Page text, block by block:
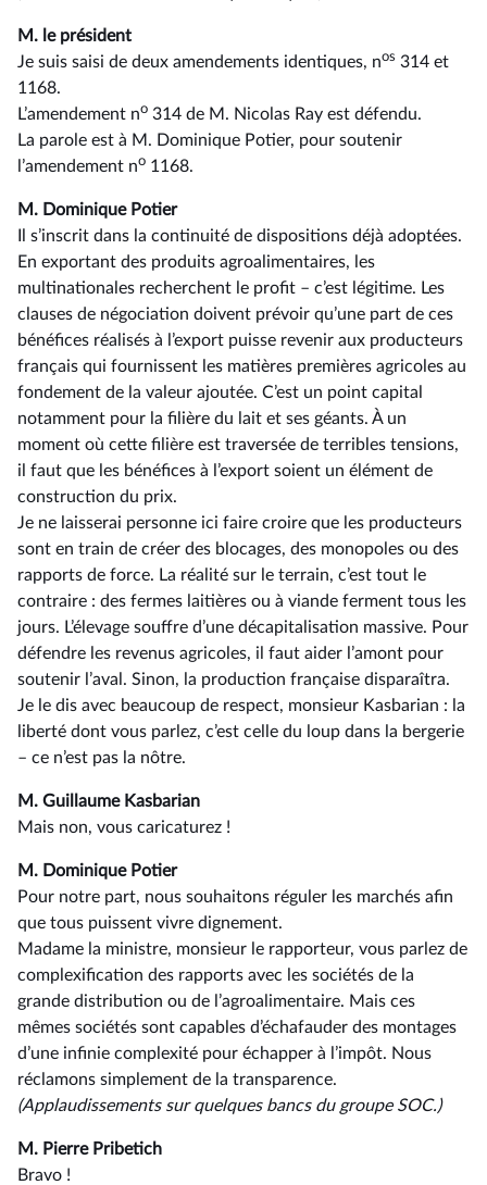
M. le président
Je suis saisi de deux amendements identiques, nos 314 et
1168.
L’amendement no 314 de M. Nicolas Ray est défendu.
La parole est à M. Dominique Potier, pour soutenir
l’amendement no 1168.
M. Dominique Potier
Il s’inscrit dans la continuité de dispositions déjà adoptées.
En exportant des produits agroalimentaires, les
multinationales recherchent le profit –⁠ c’est légitime. Les
clauses de négociation doivent prévoir qu’une part de ces
bénéfices réalisés à l’export puisse revenir aux producteurs
français qui fournissent les matières premières agricoles au
fondement de la valeur ajoutée. C’est un point capital
notamment pour la filière du lait et ses géants. À un
moment où cette filière est traversée de terribles tensions,
il faut que les bénéfices à l’export soient un élément de
construction du prix.
Je ne laisserai personne ici faire croire que les producteurs
sont en train de créer des blocages, des monopoles ou des
rapports de force. La réalité sur le terrain, c’est tout le
contraire : des fermes laitières ou à viande ferment tous les
jours. L’élevage souffre d’une décapitalisation massive. Pour
défendre les revenus agricoles, il faut aider l’amont pour
soutenir l’aval. Sinon, la production française disparaîtra.
Je le dis avec beaucoup de respect, monsieur Kasbarian : la
liberté dont vous parlez, c’est celle du loup dans la bergerie
–⁠ ce n’est pas la nôtre.
M. Guillaume Kasbarian
Mais non, vous caricaturez !
M. Dominique Potier
Pour notre part, nous souhaitons réguler les marchés afin
que tous puissent vivre dignement.
Madame la ministre, monsieur le rapporteur, vous parlez de
complexification des rapports avec les sociétés de la
grande distribution ou de l’agroalimentaire. Mais ces
mêmes sociétés sont capables d’échafauder des montages
d’une infinie complexité pour échapper à l’impôt. Nous
réclamons simplement de la transparence.
(Applaudissements sur quelques bancs du groupe SOC.)
M. Pierre Pribetich
Bravo !